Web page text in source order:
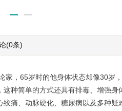
(0条)
家，65岁时的他身体状态却像30岁
种简单的方式还具有排毒、增强
痛、动脉硬化、糖尿病以及多种